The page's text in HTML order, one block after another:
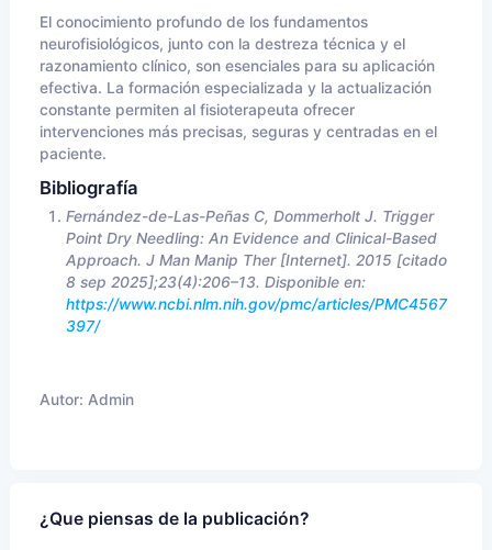
El conocimiento profundo de los fundamentos
neurofisiológicos, junto con la destreza técnica y el
razonamiento clínico, son esenciales para su aplicación
efectiva. La formación especializada y la actualización
constante permiten al fisioterapeuta ofrecer
intervenciones más precisas, seguras y centradas en el
paciente.
Bibliografía
Fernández-de-Las-Peñas C, Dommerholt J. Trigger
Point Dry Needling: An Evidence and Clinical-Based
Approach. J Man Manip Ther [Internet]. 2015 [citado
8 sep 2025];23(4):206–13. Disponible en:
https://www.ncbi.nlm.nih.gov/pmc/articles/PMC4567
397/
Autor: Admin
¿Que piensas de la publicación?